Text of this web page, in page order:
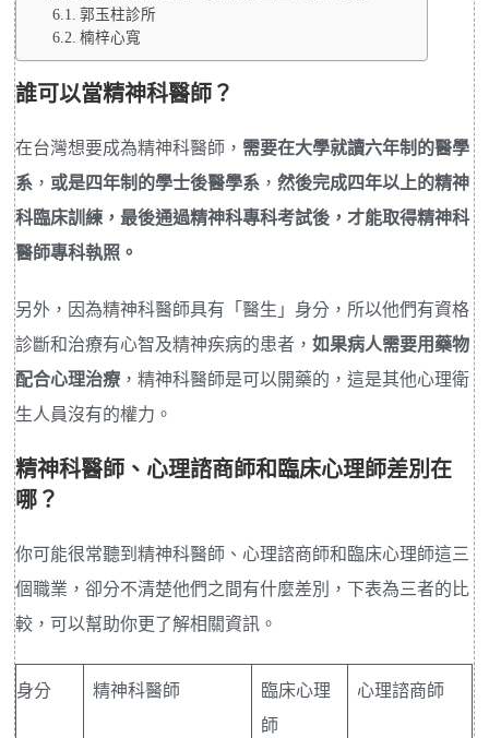
郭玉柱診所
楠梓心寬
誰可以當精神科醫師？
在台灣想要成為精神科醫師， 需要在大學就讀六年制的醫學
系 ， 或是四年制的學士後醫學系 ，然後完成四年以上的精神
科臨床訓練，最後通過精神科專科考試後，才能取得精神科
醫師專科執照。
另外，因為精神科醫師具有「醫生」身分，所以他們有資格
診斷和治療有心智及精神疾病的患者，如果病人需要用藥物
配合心理治療 ，精神科醫師是可以開藥的，這是其他心理衛
生人員沒有的權力。
精神科醫師、心理諮商師和臨床心理師差別在
哪？
你可能很常聽到精神科醫師、心理諮商師和臨床心理師這三
個職業，卻分不清楚他們之間有什麼差別，下表為三者的比
較，可以幫助你更了解相關資訊。
身分 精神科醫師
臨床心理
師
心理諮商師